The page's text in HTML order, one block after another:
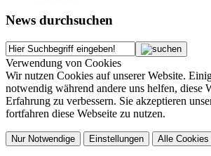
News durchsuchen
Verwendung von Cookies
Wir nutzen Cookies auf unserer Website.
notwendig während andere uns helfen, diese
Erfahrung zu verbessern. Sie akzeptieren
fortfahren diese Webseite zu nutzen.
Nur Notwendige Einstellungen Alle